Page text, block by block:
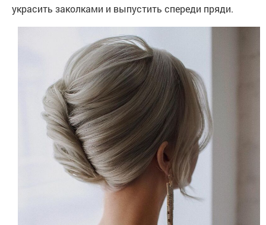
украсить заколками и выпустить спереди пряди.